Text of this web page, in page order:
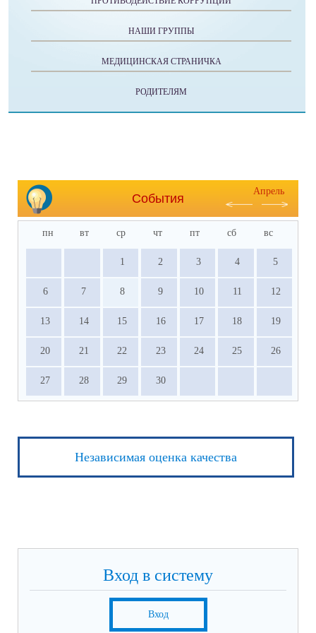
НАШИ ГРУППЫ
МЕДИЦИНСКАЯ СТРАНИЧКА
РОДИТЕЛЯМ
События
Апрель
пн вт ср чт пт сб вс
1 2 3 4 5
6 7 8 9 10 11 12
13 14 15 16 17 18 19
20 21 22 23 24 25 26
27 28 29 30
Независимая оценка качества
Вход в систему
Вход